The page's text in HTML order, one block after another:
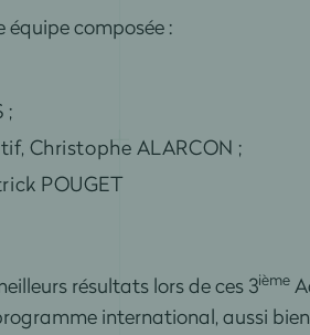
composée :
;
Christophe ALARCON ;
POUGET
résultats lors de ces 3ième
international, aussi